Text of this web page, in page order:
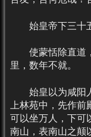
始皇帝下三十五
使蒙恬除直道，
里，数年不就。
始皇以为咸阳人
上林苑中，先作
可以坐万人，下可
南山，表南山之颠